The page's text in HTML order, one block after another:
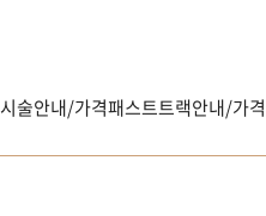
시술안내/가격패스트트랙안내/가격